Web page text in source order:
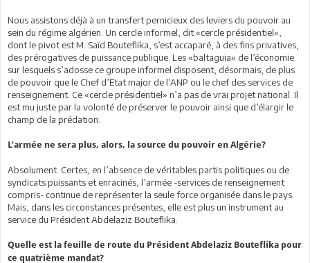
Nous assistons déjà à un transfert pernicieux des leviers du pouvoir au
sein du régime algérien. Un cercle informel, dit «cercle présidentiel»,
dont le pivot est M. Saïd Bouteflika, s’est accaparé, à des fins privatives,
des prérogatives de puissance publique. Les «baltaguia» de l’économie
sur lesquels s’adosse ce groupe informel disposent, désormais, de plus
de pouvoir que le Chef d’Etat major de l’ANP ou le chef des services de
renseignement. Ce «cercle présidentiel» n’a pas de vrai projet national. Il
est mu juste par la volonté de préserver le pouvoir ainsi que d’élargir le
champ de la prédation.
L’armée ne sera plus, alors, la source du pouvoir en Algérie?
Absolument. Certes, en l’absence de véritables partis politiques ou de
syndicats puissants et enracinés, l’armée -services de renseignement
compris- continue de représenter la seule force organisée dans le pays.
Mais, dans les circonstances présentes, elle est plus un instrument au
service du Président Abdelaziz Bouteflika.
Quelle est la feuille de route du Président Abdelaziz Bouteflika pour
ce quatrième mandat?